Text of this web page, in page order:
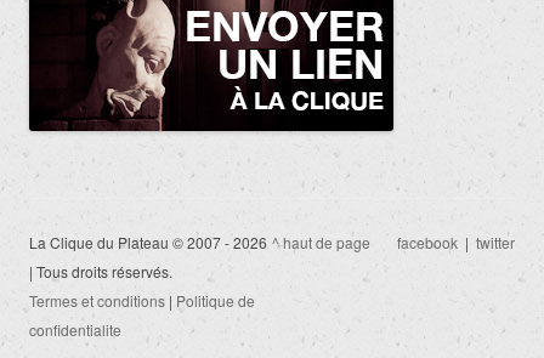
La Clique du Plateau © 2007 - 2026
| Tous droits réservés.
Termes et conditions | Politique de
confidentialite
^ haut de page facebook | twitter